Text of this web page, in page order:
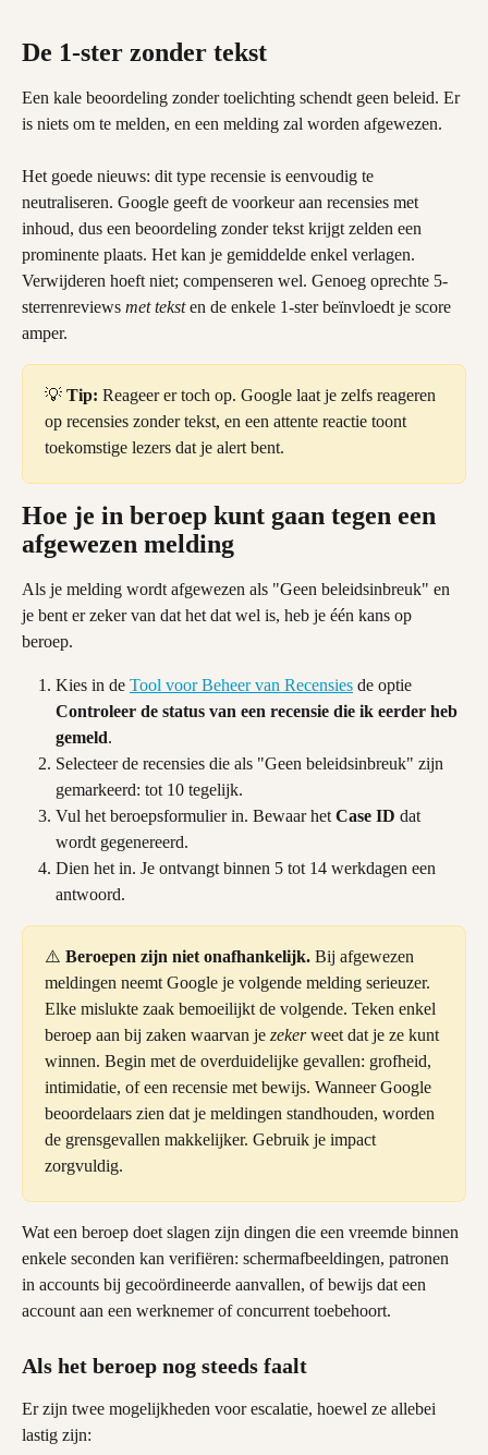
De 1-ster zonder tekst
Een kale beoordeling zonder toelichting schendt geen beleid. Er
is niets om te melden, en een melding zal worden afgewezen.
Het goede nieuws: dit type recensie is eenvoudig te
neutraliseren. Google geeft de voorkeur aan recensies met
inhoud, dus een beoordeling zonder tekst krijgt zelden een
prominente plaats. Het kan je gemiddelde enkel verlagen.
Verwijderen hoeft niet; compenseren wel. Genoeg oprechte 5-
sterrenreviews met tekst en de enkele 1-ster beïnvloedt je score
amper.
💡 Tip: Reageer er toch op. Google laat je zelfs reageren
op recensies zonder tekst, en een attente reactie toont
toekomstige lezers dat je alert bent.
Hoe je in beroep kunt gaan tegen een
afgewezen melding
Als je melding wordt afgewezen als "Geen beleidsinbreuk" en
je bent er zeker van dat het dat wel is, heb je één kans op
beroep.
Kies in de Tool voor Beheer van Recensies de optie
Controleer de status van een recensie die ik eerder heb
gemeld.
Selecteer de recensies die als "Geen beleidsinbreuk" zijn
gemarkeerd: tot 10 tegelijk.
Vul het beroepsformulier in. Bewaar het Case ID dat
wordt gegenereerd.
Dien het in. Je ontvangt binnen 5 tot 14 werkdagen een
antwoord.
⚠️ Beroepen zijn niet onafhankelijk. Bij afgewezen
meldingen neemt Google je volgende melding serieuzer.
Elke mislukte zaak bemoeilijkt de volgende. Teken enkel
beroep aan bij zaken waarvan je zeker weet dat je ze kunt
winnen. Begin met de overduidelijke gevallen: grofheid,
intimidatie, of een recensie met bewijs. Wanneer Google
beoordelaars zien dat je meldingen standhouden, worden
de grensgevallen makkelijker. Gebruik je impact
zorgvuldig.
Wat een beroep doet slagen zijn dingen die een vreemde binnen
enkele seconden kan verifiëren: schermafbeeldingen, patronen
in accounts bij gecoördineerde aanvallen, of bewijs dat een
account aan een werknemer of concurrent toebehoort.
Als het beroep nog steeds faalt
Er zijn twee mogelijkheden voor escalatie, hoewel ze allebei
lastig zijn: